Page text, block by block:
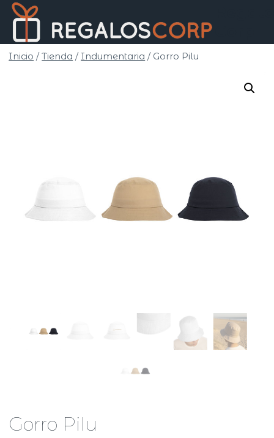
Saltar
contenido
Inicio / Tienda / Indumentaria / Gorro Pilu
Gorro Pilu